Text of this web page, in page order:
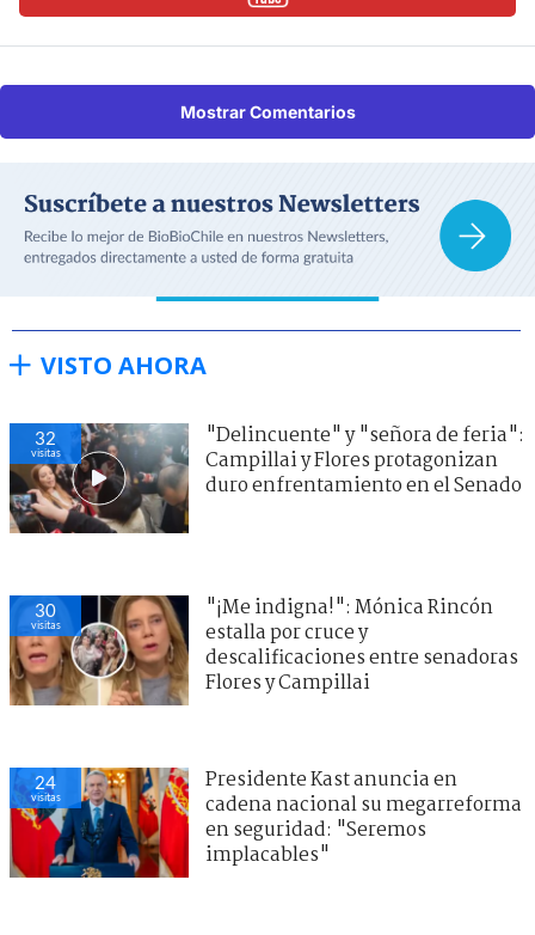
Mostrar Comentarios
VISTO AHORA
32
visitas
"Delincuente" y "señora de feria":
Campillai y Flores protagonizan
duro enfrentamiento en el Senado
30
visitas
"¡Me indigna!": Mónica Rincón
estalla por cruce y
descalificaciones entre senadoras
Flores y Campillai
24
visitas
Presidente Kast anuncia en
cadena nacional su megarreforma
en seguridad: "Seremos
implacables"